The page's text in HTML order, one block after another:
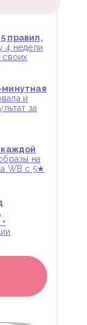
правил,
4 недели
своих
и
за
каждой
на
WB с 5★